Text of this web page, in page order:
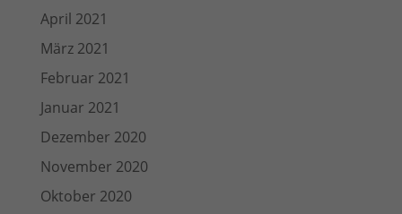
April 2021
März 2021
Februar 2021
Januar 2021
Dezember 2020
November 2020
Oktober 2020